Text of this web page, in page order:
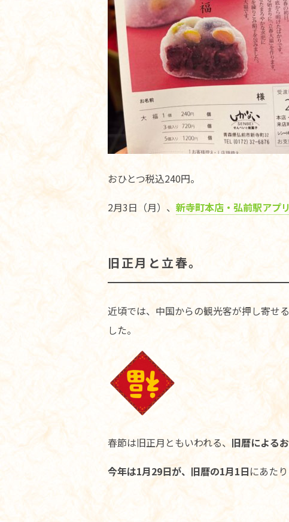
おひとつ税込240円。
2月3日（月）、 新寺町本店・弘前駅アプ
旧正月と立春。
近頃では、中国からの観光客が押し寄せる
した。
春節は旧正月ともいわれる、旧暦による
今年は1月29日が、旧暦の1月1日にあたり